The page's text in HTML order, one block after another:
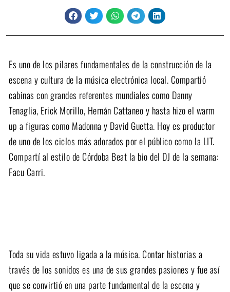
Es uno de los pilares fundamentales de la construcción de la
escena y cultura de la música electrónica local. Compartió
cabinas con grandes referentes mundiales como Danny
Tenaglia, Erick Morillo, Hernán Cattaneo y hasta hizo el warm
up a figuras como Madonna y David Guetta. Hoy es productor
de uno de los ciclos más adorados por el público como la LIT.
Compartí al estilo de Córdoba Beat la bio del DJ de la semana:
Facu Carri.
Toda su vida estuvo ligada a la música. Contar historias a
través de los sonidos es una de sus grandes pasiones y fue así
que se convirtió en una parte fundamental de la escena y